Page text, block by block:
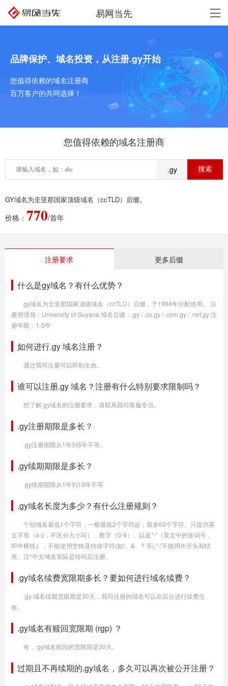
易网当先
品牌保护、域名投资，从注册.gy开始
您值得依赖的域名注册商
百万客户的共同选择！
您值得依赖的域名注册商
.gy
GY域名为圭亚那国家顶级域名（ccTLD）后缀。
价格： 770/首年
注册要求 更多后缀
什么是gy域名？有什么优势？
gy域名为圭亚那国家顶级域名（ccTLD）后缀，于1994年分配使用。 注
册管理局：University of Guyana 域名后缀：.gy / .co.gy / .com.gy / .net.gy 注
册年限：1-5年
如何进行.gy 域名注册？
通过我司注册可以即刻生效。
谁可以注册.gy 域名？注册有什么特别要求限制吗？
想了解.gy域名的注册要求，请联系我司客服专员。
.gy注册期限是多长？
.gy注册期限从1年到5年不等。
.gy续期期限是多长？
.gy续期期限从1年到10年不等
.gy域名长度为多少？有什么注册规则？
个别域名最低1个字符，一般最低2个字符起，最多63个字符。只提供英
文字母（a-z，不区分大小写）、数字（0-9）、以及"-"（英文中的连词号，
即中横线），不能使用空格及特殊字符(如!、&、? 等),"-"不能用作开头和结
尾。注*中文域名实际是转码后注册。
.gy域名续费宽限期多长？要如何进行域名续费？
.gy 域名续期宽限期是30天，我司注册的域名可以在后台进行续费生
效。
.gy域名有赎回宽限期 (rgp) ？
有，.gy域名赎回的宽限期是30天。
过期且不再续期的.gy域名，多久可以再次被公开注册？